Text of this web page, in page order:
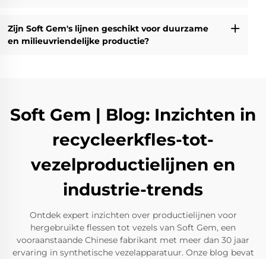
Zijn Soft Gem's lijnen geschikt voor duurzame
en milieuvriendelijke productie?
Soft Gem | Blog: Inzichten in
recycleerkfles-tot-
vezelproductielijnen en
industrie-trends
Ontdek expert inzichten over productielijnen voor
hergebruikte flessen tot vezels van Soft Gem, een
vooraanstaande Chinese fabrikant met meer dan 30 jaar
ervaring in synthetische vezelapparatuur. Onze blog bevat